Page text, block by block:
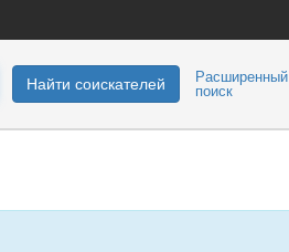
Найти соискателей
Расширенный
поиск